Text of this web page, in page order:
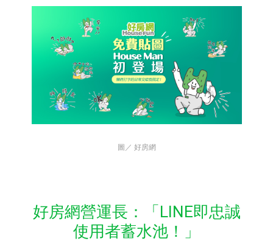
圖／ 好房網
好房網營運長：「LINE即忠誠
使用者蓄水池！」